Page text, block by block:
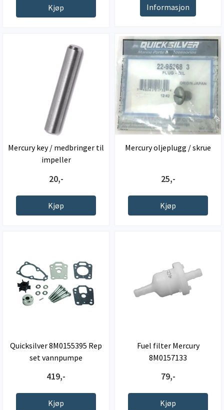
Kjøp Informasjon
Mercury key / medbringer til
impeller
20,-
Kjøp
Mercury oljeplugg / skrue
25,-
Kjøp
Quicksilver 8M0155395 Rep
set vannpumpe
419,-
Kjøp
Fuel filter Mercury
8M0157133
79,-
Kjøp